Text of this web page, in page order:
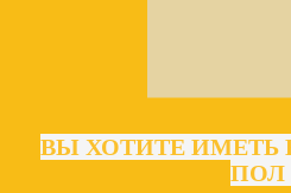
ВЫ ХОТИТЕ ИМЕТЬ
ПОЛ